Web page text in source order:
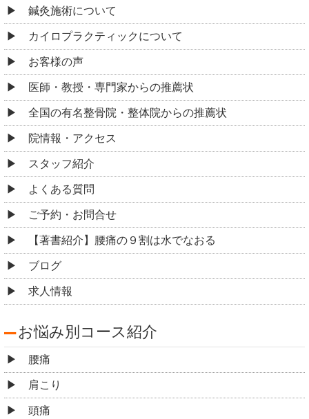
鍼灸施術について
カイロプラクティックについて
お客様の声
医師・教授・専門家からの推薦状
全国の有名整骨院・整体院からの推薦状
院情報・アクセス
スタッフ紹介
よくある質問
ご予約・お問合せ
【著書紹介】腰痛の９割は水でなおる
ブログ
求人情報
お悩み別コース紹介
腰痛
肩こり
頭痛